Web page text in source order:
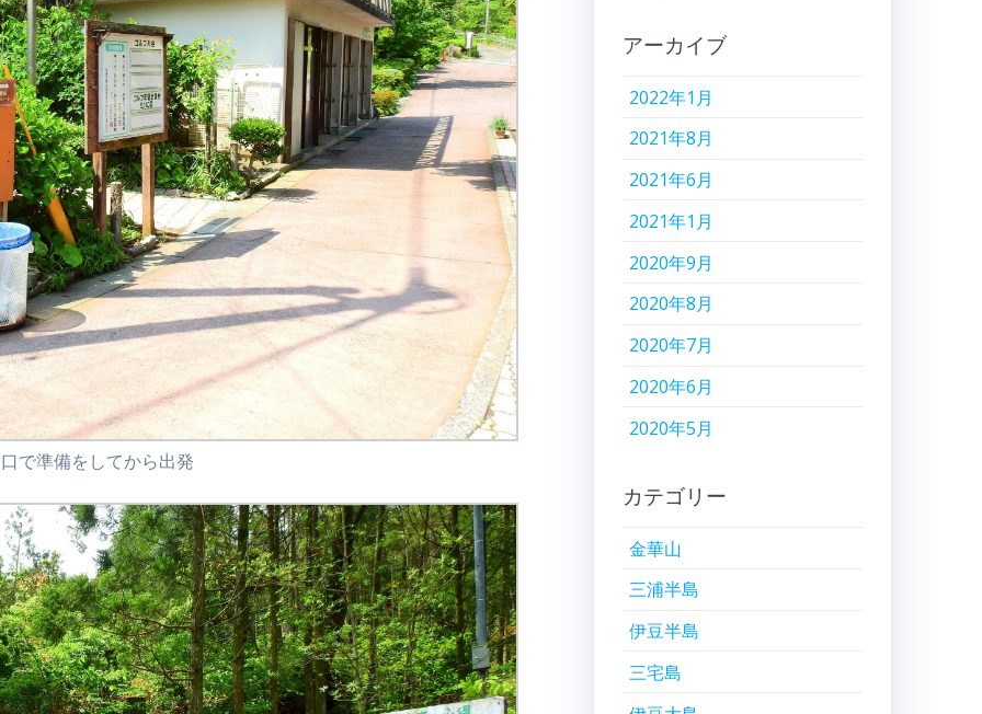
で準備をしてから出発
アーカイブ
2022年1月
2021年8月
2021年6月
2021年1月
2020年9月
2020年8月
2020年7月
2020年6月
2020年5月
カテゴリー
金華山
三浦半島
伊豆半島
三宅島